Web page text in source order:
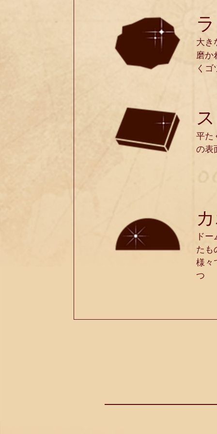
大き
磨か
くゴ
平た
の表
ド
たも
様々
つ